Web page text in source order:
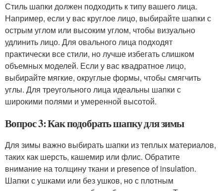
Стиль шапки должен подходить к типу вашего лица.
Например, если у вас круглое лицо, выбирайте шапки с
острым углом или высоким углом, чтобы визуально
удлинить лицо. Для овального лица подходят
практически все стили, но лучше избегать слишком
объемных моделей. Если у вас квадратное лицо,
выбирайте мягкие, округлые формы, чтобы смягчить
углы. Для треугольного лица идеальны шапки с
широкими полями и умеренной высотой.
Вопрос 3: Как подобрать шапку для зимы
Для зимы важно выбирать шапки из теплых материалов,
таких как шерсть, кашемир или флис. Обратите
внимание на толщину ткани и presence of insulation.
Шапки с ушками или без ушков, но с плотным